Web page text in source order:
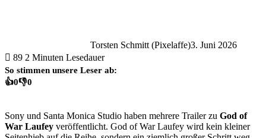
Torsten Schmitt (Pixelaffe)3. Juni 2026
89 2 Minuten Lesedauer
So stimmen unsere Leser ab:
👍0👎0
Sony und Santa Monica Studio haben mehrere Trailer zu God of
War Laufey veröffentlicht. God of War Laufey wird kein kleiner